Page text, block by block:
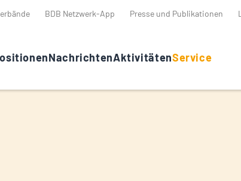
BDB Netzwerk-App Presse und Publikationen
NachrichtenAktivitätenService